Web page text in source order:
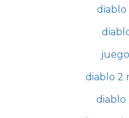
diablo
diablo 2
diablo